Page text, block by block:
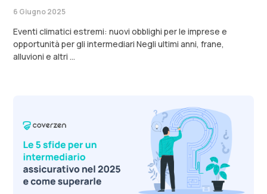
6 Giugno 2025
Eventi climatici estremi: nuovi obblighi per le imprese e
opportunità per gli intermediari Negli ultimi anni, frane,
alluvioni e altri